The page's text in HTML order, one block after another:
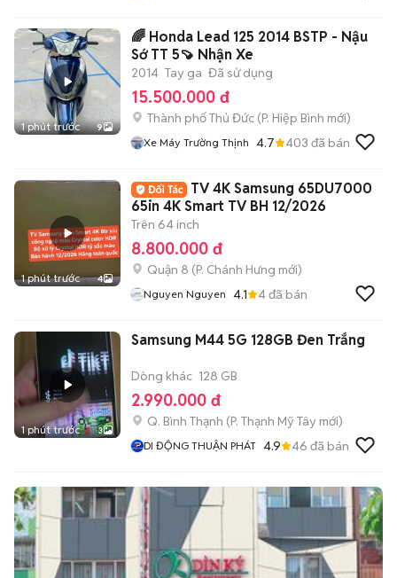
1 phút trước 9
🌈 Honda Lead 125 2014 BSTP - Nậu
Sớ TT 5🍠 Nhận Xe
2014 Tay ga Đã sử dụng
15.500.000 đ
Thành phố Thủ Đức (P. Hiệp Bình mới)
Xe Máy Trường Thịnh 4.7 403 đã bán
1 phút trước 4
TV 4K Samsung 65DU7000
65in 4K Smart TV BH 12/2026
Trên 64 inch
8.800.000 đ
Quận 8 (P. Chánh Hưng mới)
Nguyen Nguyen 4.1 4đã bán
1 phút trước 3
Samsung M44 5G 128GB Đen Trắng
Dòng khác 128 GB
2.990.000 đ
Q. Bình Thạnh (P. Thạnh Mỹ Tây mới)
DI ĐỘNG THUẬN PHÁT 4.9 46 đã bán